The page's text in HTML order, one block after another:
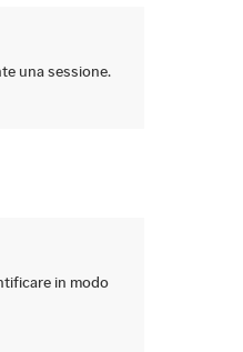
una sessione.
in modo